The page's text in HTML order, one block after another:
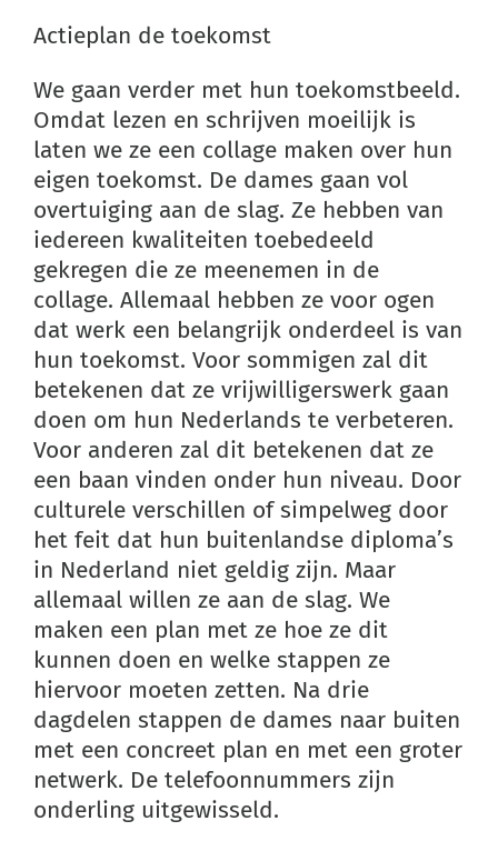
Actieplan de toekomst
We gaan verder met hun toekomstbeeld.
Omdat lezen en schrijven moeilijk is
laten we ze een collage maken over hun
eigen toekomst. De dames gaan vol
overtuiging aan de slag. Ze hebben van
iedereen kwaliteiten toebedeeld
gekregen die ze meenemen in de
collage. Allemaal hebben ze voor ogen
dat werk een belangrijk onderdeel is van
hun toekomst. Voor sommigen zal dit
betekenen dat ze vrijwilligerswerk gaan
doen om hun Nederlands te verbeteren.
Voor anderen zal dit betekenen dat ze
een baan vinden onder hun niveau. Door
culturele verschillen of simpelweg door
het feit dat hun buitenlandse diploma’s
in Nederland niet geldig zijn. Maar
allemaal willen ze aan de slag. We
maken een plan met ze hoe ze dit
kunnen doen en welke stappen ze
hiervoor moeten zetten. Na drie
dagdelen stappen de dames naar buiten
met een concreet plan en met een groter
netwerk. De telefoonnummers zijn
onderling uitgewisseld.